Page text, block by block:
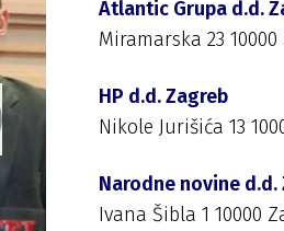
Atlantic Grupa d.d.
Miramarska 23 10000
HP d.d. Zagreb
Nikole Jurišića 13
Narodne novine d.d.
Ivana Šibla 1 10000